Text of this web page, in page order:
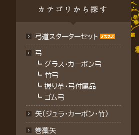
弓道スターターセット
弓
┗ グラス・カーボン弓
┗ 竹弓
┗ 握り革・弓付属品
┗ ゴム弓
矢（ジュラ･カーボン･竹）
巻藁矢